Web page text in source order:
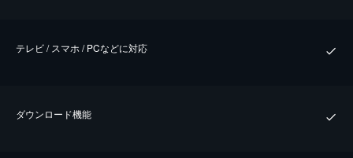
テレビ / スマホ / PCなどに対応
ダウンロード機能